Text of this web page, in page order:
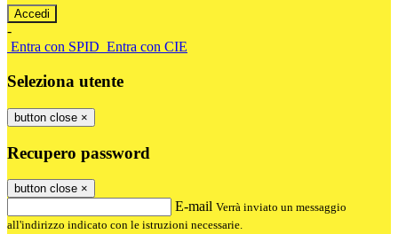
-
Entra con SPID Entra con CIE
Seleziona utente
button close ×
Recupero password
button close ×
E-mail Verrà inviato un messaggio
all'indirizzo indicato con le istruzioni necessarie.